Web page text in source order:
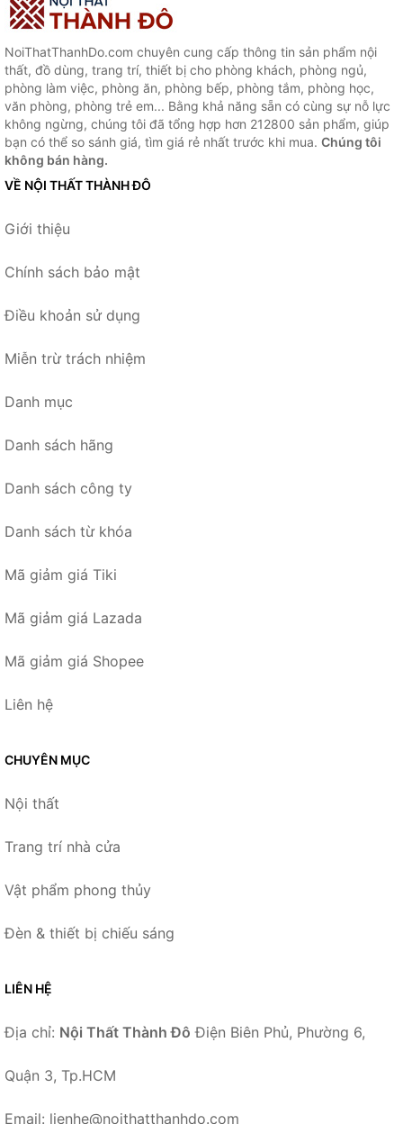
NoiThatThanhDo.com chuyên cung cấp thông tin sản phẩm nội
thất, đồ dùng, trang trí, thiết bị cho phòng khách, phòng ngủ,
phòng làm việc, phòng ăn, phòng bếp, phòng tắm, phòng học,
văn phòng, phòng trẻ em... Bằng khả năng sẵn có cùng sự nỗ lực
không ngừng, chúng tôi đã tổng hợp hơn 212800 sản phẩm, giúp
bạn có thể so sánh giá, tìm giá rẻ nhất trước khi mua. Chúng tôi
không bán hàng.
VỀ NỘI THẤT THÀNH ĐÔ
Giới thiệu
Chính sách bảo mật
Điều khoản sử dụng
Miễn trừ trách nhiệm
Danh mục
Danh sách hãng
Danh sách công ty
Danh sách từ khóa
Mã giảm giá Tiki
Mã giảm giá Lazada
Mã giảm giá Shopee
Liên hệ
CHUYÊN MỤC
Nội thất
Trang trí nhà cửa
Vật phẩm phong thủy
Đèn & thiết bị chiếu sáng
LIÊN HỆ
Địa chỉ: Nội Thất Thành Đô Điện Biên Phủ, Phường 6,
Quận 3, Tp.HCM
Email: lienhe@noithatthanhdo.com